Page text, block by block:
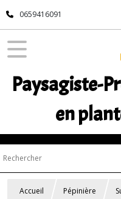
0659416091
Paysagiste-
en
Accueil Pépinière